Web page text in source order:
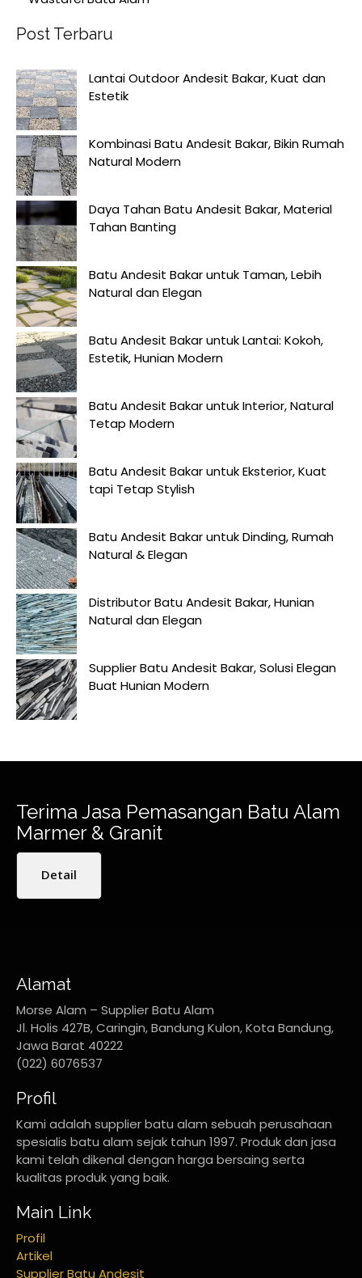
Post Terbaru
Lantai Outdoor Andesit Bakar, Kuat dan
Estetik
Kombinasi Batu Andesit Bakar, Bikin Rumah
Natural Modern
Daya Tahan Batu Andesit Bakar, Material
Tahan Banting
Batu Andesit Bakar untuk Taman, Lebih
Natural dan Elegan
Batu Andesit Bakar untuk Lantai: Kokoh,
Estetik, Hunian Modern
Batu Andesit Bakar untuk Interior, Natural
Tetap Modern
Batu Andesit Bakar untuk Eksterior, Kuat
tapi Tetap Stylish
Batu Andesit Bakar untuk Dinding, Rumah
Natural & Elegan
Distributor Batu Andesit Bakar, Hunian
Natural dan Elegan
Supplier Batu Andesit Bakar, Solusi Elegan
Buat Hunian Modern
Terima Jasa Pemasangan Batu Alam
Marmer & Granit
Detail
Alamat
Morse Alam – Supplier Batu Alam
Jl. Holis 427B, Caringin, Bandung Kulon, Kota Bandung,
Jawa Barat 40222
(022) 6076537
Profil
Kami adalah supplier batu alam sebuah perusahaan
spesialis batu alam sejak tahun 1997. Produk dan jasa
kami telah dikenal dengan harga bersaing serta
kualitas produk yang baik.
Main Link
Profil
Artikel
Supplier Batu Andesit